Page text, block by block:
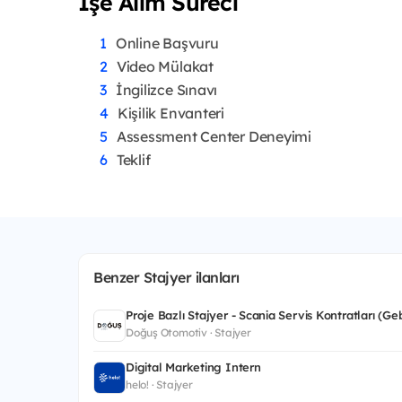
Online Başvuru
Video Mülakat
İngilizce Sınavı
Kişilik Envanteri
Assessment Center Deneyimi
Teklif
Benzer Stajyer ilanları
Proje Bazlı Stajyer - Scania Servis Kontratları
Doğuş Otomotiv · Stajyer
Digital Marketing Intern
helo! · Stajyer